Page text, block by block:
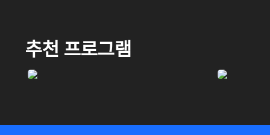
추천 프로그램